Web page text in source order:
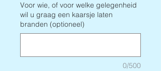
Voor wie, of voor welke gelegenheid
wil u graag een kaarsje laten
branden (optioneel)
0/500